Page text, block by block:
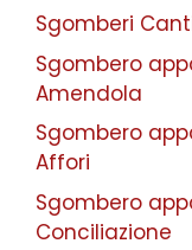
Sgomberi
Sgombero
Amendola
Sgombero
Affori
Sgombero
Conciliazione